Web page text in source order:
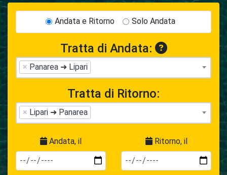
Andata e Ritorno Solo Andata
Tratta di Andata:
× Panarea ➜ Lipari
Tratta di Ritorno:
× Lipari ➜ Panarea
Andata, il Ritorno, il